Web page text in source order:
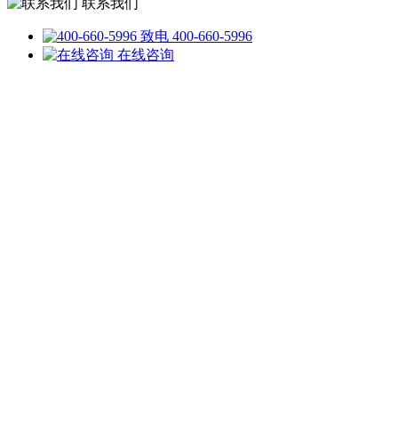
致电 400-660-5996
在线咨询